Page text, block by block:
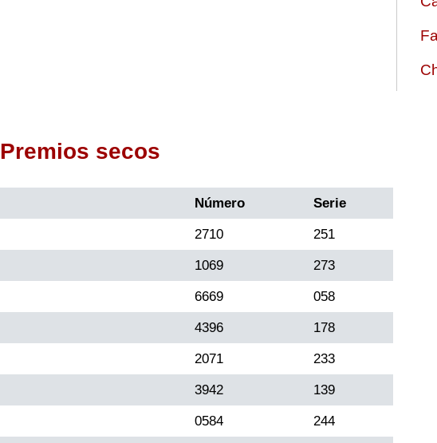
Premios secos
Número Serie
2710 251
1069 273
6669 058
4396 178
2071 233
3942 139
0584 244